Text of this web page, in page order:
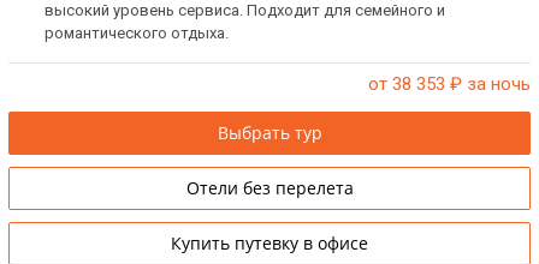
высокий уровень сервиса. Подходит для семейного и
романтического отдыха.
от 38 353 ₽ за ночь
Выбрать тур
Отели без перелета
Купить путевку в офисе